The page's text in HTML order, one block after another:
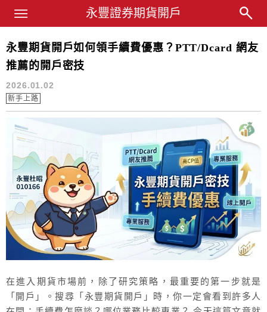
永豐業務經理杜昭逸Blog
永豐證券期貨開戶
Main Menu
期貨線上開戶流程
永豐期貨開戶如何領手續費優惠？PTT/Dcard 網友
推薦的開戶密技
2026.01.02
新手上路
在進入期貨市場前，除了研究策略，最重要的第一步就是
「開戶」。搜尋「永豐期貨開戶」時，你一定會看到許多人